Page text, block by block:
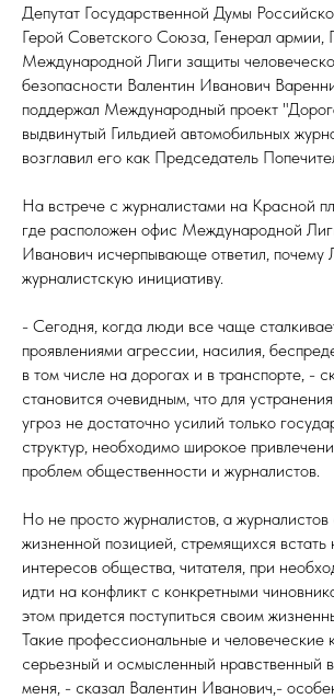
Депутат Государственной Думы
Герой Советского Союза, Генерал армии,
Международной Лиги защиты
безопасности Валентин Иванович
поддержал Международный проект
выдвинутый Гильдией автомобильных
возглавил его как Председатель
На встрече с журналистами на Красной
где расположен офис Международной
Иванович исчерпывающе ответил, почему
журналистскую инициативу.
- Сегодня, когда люди все чаще
проявлениями агрессии, насилия,
в том числе на дорогах и в транспорте, -
становится очевидным, что для
угроз не достаточно усилий только
структур, необходимо широкое
проблем общественности и журналистов.
Но не просто журналистов, а журналистов
жизненной позицией, стремящихся встать
интересов общества, читателя, при
идти на конфликт с конкретными
этом придется поступиться своим
Такие профессиональные и человеческие
серьезный и осмысленный нравственный
меня, - сказал Валентин Иванович,-